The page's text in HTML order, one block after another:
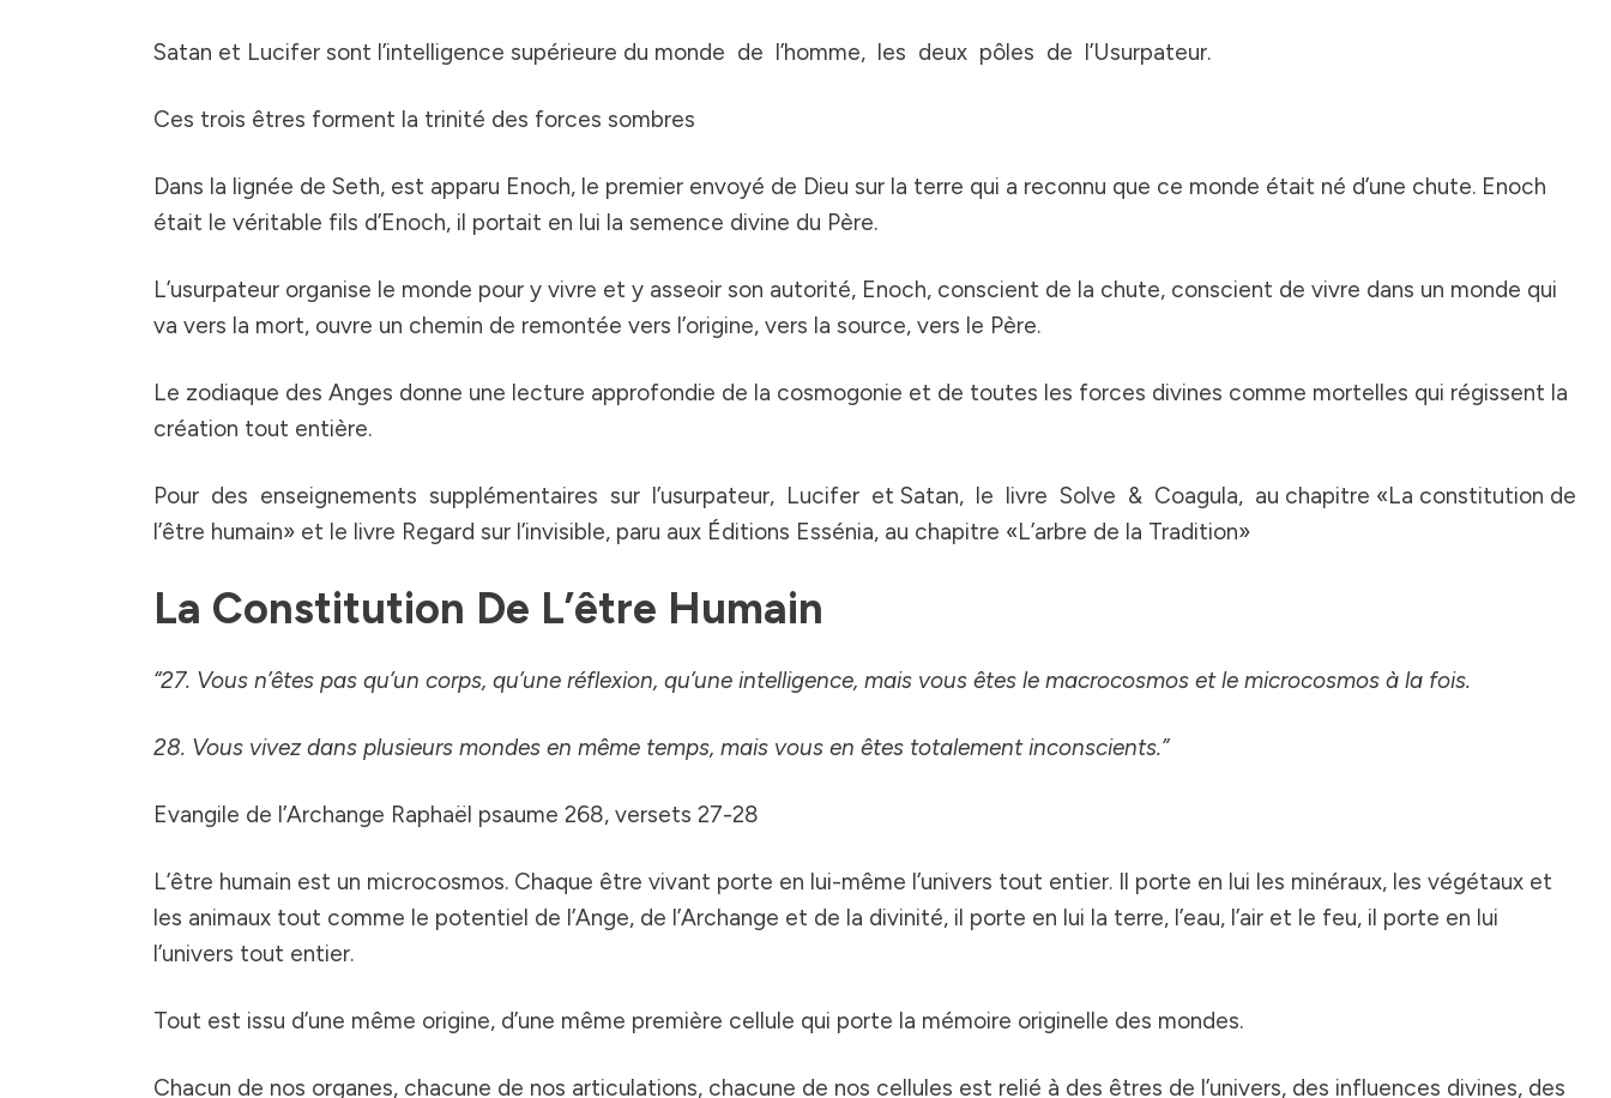
Satan et Lucifer sont l’intelligence supérieure du monde de l’homme, les deux pôles de l’Usurpateur.
Ces trois êtres forment la trinité des forces sombres
Dans la lignée de Seth, est apparu Enoch, le premier envoyé de Dieu sur la terre qui a reconnu que ce monde était né d’une chute. Enoch
était le véritable fils d’Enoch, il portait en lui la semence divine du Père.
L’usurpateur organise le monde pour y vivre et y asseoir son autorité, Enoch, conscient de la chute, conscient de vivre dans un monde qui
va vers la mort, ouvre un chemin de remontée vers l’origine, vers la source, vers le Père.
Le zodiaque des Anges donne une lecture approfondie de la cosmogonie et de toutes les forces divines comme mortelles qui régissent la
création tout entière.
Pour des enseignements supplémentaires sur l’usurpateur, Lucifer et Satan, le livre Solve & Coagula, au chapitre «La constitution de
l’être humain» et le livre Regard sur l’invisible, paru aux Éditions Essénia, au chapitre «L’arbre de la Tradition»
La Constitution De L’être Humain
“27. Vous n’êtes pas qu’un corps, qu’une réflexion, qu’une intelligence, mais vous êtes le macrocosmos et le microcosmos à la fois.
28. Vous vivez dans plusieurs mondes en même temps, mais vous en êtes totalement inconscients.”
Evangile de l’Archange Raphaël psaume 268, versets 27-28
L’être humain est un microcosmos. Chaque être vivant porte en lui-même l’univers tout entier. Il porte en lui les minéraux, les végétaux et
les animaux tout comme le potentiel de l’Ange, de l’Archange et de la divinité, il porte en lui la terre, l’eau, l’air et le feu, il porte en lui
l’univers tout entier.
Tout est issu d’une même origine, d’une même première cellule qui porte la mémoire originelle des mondes.
Chacun de nos organes, chacune de nos articulations, chacune de nos cellules est relié à des êtres de l’univers, des influences divines, des